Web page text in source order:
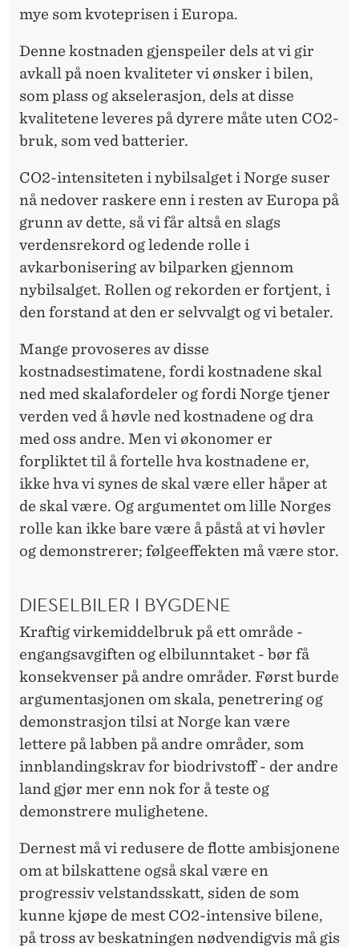
mye som kvoteprisen i Europa.
Denne kostnaden gjenspeiler dels at vi gir
avkall på noen kvaliteter vi ønsker i bilen,
som plass og akselerasjon, dels at disse
kvalitetene leveres på dyrere måte uten CO2-
bruk, som ved batterier.
CO2-intensiteten i nybilsalget i Norge suser
nå nedover raskere enn i resten av Europa på
grunn av dette, så vi får altså en slags
verdensrekord og ledende rolle i
avkarbonisering av bilparken gjennom
nybilsalget. Rollen og rekorden er fortjent, i
den forstand at den er selvvalgt og vi betaler.
Mange provoseres av disse
kostnadsestimatene, fordi kostnadene skal
ned med skalafordeler og fordi Norge tjener
verden ved å høvle ned kostnadene og dra
med oss andre. Men vi økonomer er
forpliktet til å fortelle hva kostnadene er,
ikke hva vi synes de skal være eller håper at
de skal være. Og argumentet om lille Norges
rolle kan ikke bare være å påstå at vi høvler
og demonstrerer; følgeeffekten må være stor.
DIESELBILER I BYGDENE
Kraftig virkemiddelbruk på ett område -
engangsavgiften og elbilunntaket - bør få
konsekvenser på andre områder. Først burde
argumentasjonen om skala, penetrering og
demon­strasjon tilsi at Norge kan være
lettere på labben på andre områder, som
innblandingskrav for biodrivstoff - der andre
land gjør mer enn nok for å teste og
demonstrere mulighetene.
Dernest må vi redusere de flotte ambisjonene
om at bilskattene også skal være en
progressiv velstandsskatt, siden de som
kunne kjøpe de mest CO2-intensive bilene,
på tross av beskatningen nødvendigvis må gis